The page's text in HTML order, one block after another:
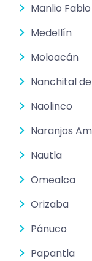
Manlio
Medellín
Moloacán
Nanchital
Naolinco
Naranjos
Nautla
Omealca
Orizaba
Pánuco
Papantla